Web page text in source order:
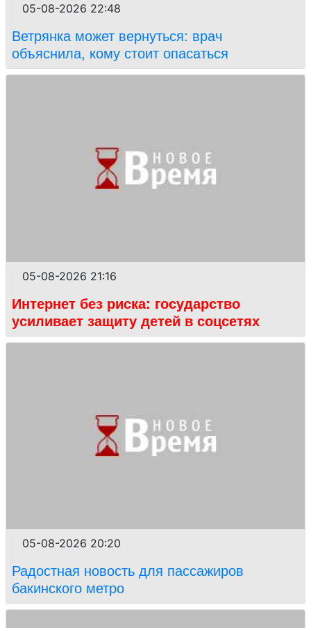
05-08-2026 22:48
Ветрянка может вернуться: врач
объяснила, кому стоит опасаться
05-08-2026 21:16
Интернет без риска: государство
усиливает защиту детей в соцсетях
05-08-2026 20:20
Радостная новость для пассажиров
бакинского метро